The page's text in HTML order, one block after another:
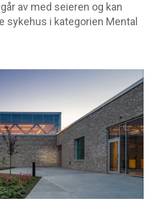
av med seieren og kan
sykehus i kategorien Mental